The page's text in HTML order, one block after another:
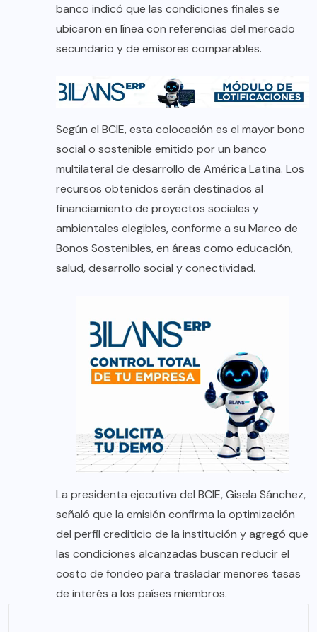
banco indicó que las condiciones finales se
ubicaron en línea con referencias del mercado
secundario y de emisores comparables.
Según el BCIE, esta colocación es el mayor bono
social o sostenible emitido por un banco
multilateral de desarrollo de América Latina. Los
recursos obtenidos serán destinados al
financiamiento de proyectos sociales y
ambientales elegibles, conforme a su Marco de
Bonos Sostenibles, en áreas como educación,
salud, desarrollo social y conectividad.
La presidenta ejecutiva del BCIE, Gisela Sánchez,
señaló que la emisión confirma la optimización
del perfil crediticio de la institución y agregó que
las condiciones alcanzadas buscan reducir el
costo de fondeo para trasladar menores tasas
de interés a los países miembros.